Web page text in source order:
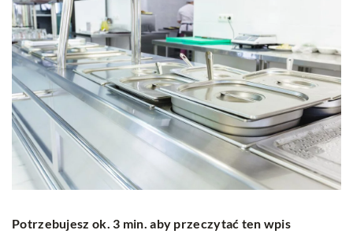
Potrzebujesz ok. 3 min. aby przeczytać ten wpis